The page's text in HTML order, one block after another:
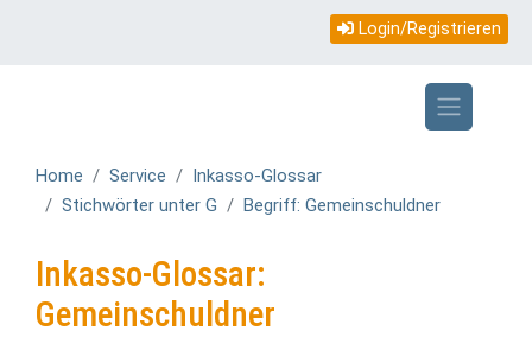
Login/Registrieren
Home Service
Inkasso-Glossar
Stichwörter unter G
Begriff: Gemeinschuldner
Inkasso-Glossar:
Gemeinschuldner